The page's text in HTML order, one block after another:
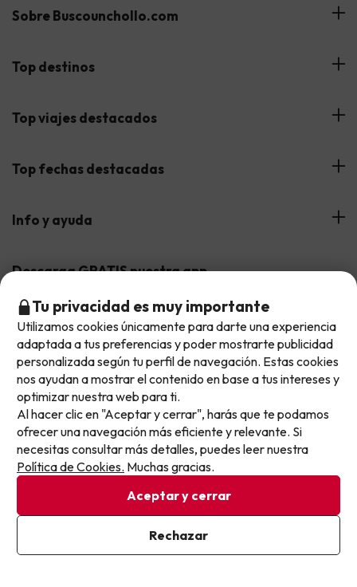
No llegas tarde: llegas al siguiente.
Este chollo ya ha caducado, pero cada día lanzamos
nuevas oportunidades para viajar mejor y pagar
menos.
Apúntate y que el próximo no se te escape.
Pon tu mejor e-mail
Ya estoy suscrito
Al suscribirte, confirmas haber leído y estar de acuerdo con la
Sobre Buscounchollo.com
¿Quiénes somos?
Buscounchollo en los medios
Proveedores
Top destinos
Hoteles Andalucía
Hoteles Cataluña
Hoteles Galicia
Hoteles en Islas
Hoteles Salou
Top viajes destacados
Viajes con Niños
Viajes de Novios
Chollos en la playa
Chollos con Vuelo Incluido
Hoteles con toboganes
Selección de la Newsletter
Los favoritos de nuestros clientes
Top fechas destacadas
Verano
Vacaciones en Septiembre
Vacaciones en Octubre
Vacaciones en Noviembre
Info y ayuda
Contáctanos
Preguntas frecuentes
Descarga GRATIS nuestra app
Métodos de pago disponibles
Condiciones generales
Tu privacidad es muy importante
Utilizamos cookies únicamente para darte una experiencia
adaptada a tus preferencias y poder mostrarte publicidad
personalizada según tu perfil de navegación. Estas cookies
nos ayudan a mostrar el contenido en base a tus intereses y
optimizar nuestra web para ti.
Al hacer clic en "Aceptar y cerrar", harás que te podamos
ofrecer una navegación más eficiente y relevante. Si
necesitas consultar más detalles, puedes leer nuestra
Política de Cookies. Muchas gracias.
Aceptar y cerrar
Rechazar